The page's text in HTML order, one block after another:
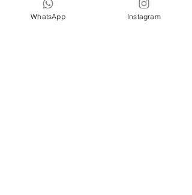
+55 (11) 5505-7216
WhatsApp Instagram